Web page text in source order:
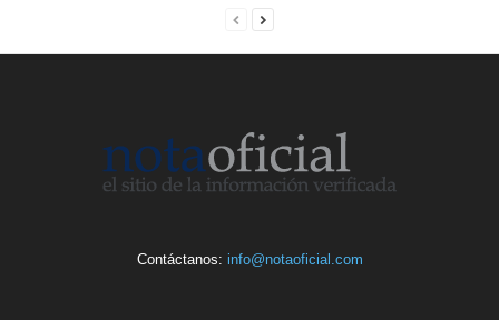
Contáctanos: info@notaoficial.com